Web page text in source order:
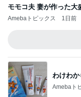
モモコ夫 妻が作った大
Amebaトピックス 1日前
わけわ
Amebaト